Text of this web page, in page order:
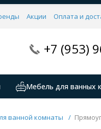
Акции Оплата и
+7 (953)
Мебель для ванных
ванной комнаты /